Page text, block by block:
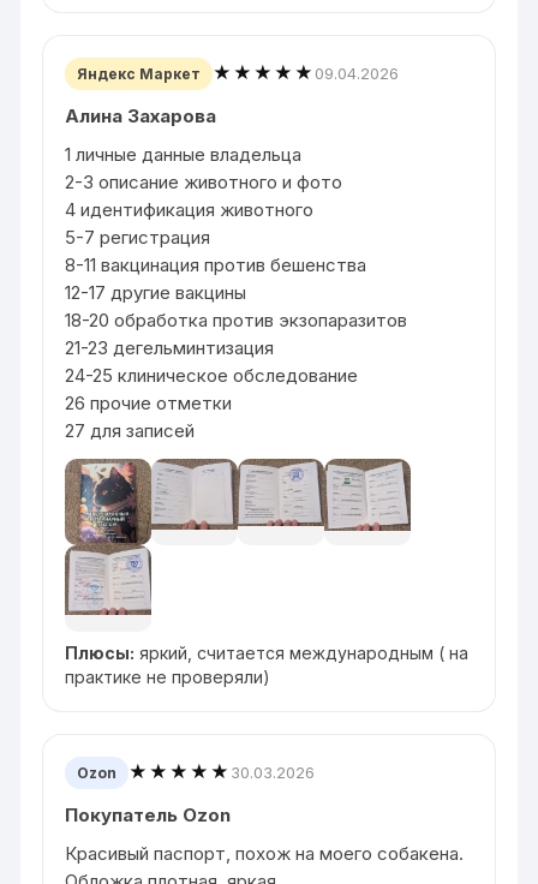
Яндекс Маркет ★★★★★ 09.04.2026
Алина Захарова
1 личные данные владельца
2-3 описание животного и фото
4 идентификация животного
5-7 регистрация
8-11 вакцинация против бешенства
12-17 другие вакцины
18-20 обработка против экзопаразитов
21-23 дегельминтизация
24-25 клиническое обследование
26 прочие отметки
27 для записей
Плюсы: яркий, считается международным ( на
практике не проверяли)
Ozon ★★★★★ 30.03.2026
Покупатель Ozon
Красивый паспорт, похож на моего собакена.